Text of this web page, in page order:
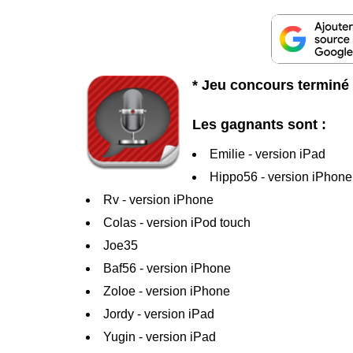
* Jeu concours terminé
Les gagnants sont :
Emilie - version iPad
Hippo56 - version iPhone
Rv - version iPhone
Colas - version iPod touch
Joe35
Baf56 - version iPhone
Zoloe - version iPhone
Jordy - version iPad
Yugin - version iPad